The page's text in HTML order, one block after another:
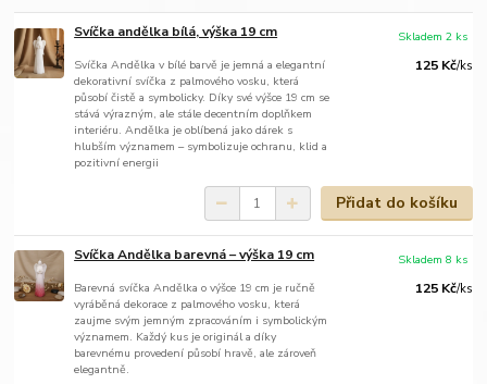
Svíčka andělka bílá, výška 19 cm
Svíčka Andělka v bílé barvě je jemná a elegantní
dekorativní svíčka z palmového vosku, která
působí čistě a symbolicky. Díky své výšce 19 cm se
stává výrazným, ale stále decentním doplňkem
interiéru. Andělka je oblíbená jako dárek s
hlubším významem – symbolizuje ochranu, klid a
pozitivní energii
125 Kč/ks
Skladem 2 ks
Přidat do košíku
Svíčka Andělka barevná – výška 19 cm
Barevná svíčka Andělka o výšce 19 cm je ručně
vyráběná dekorace z palmového vosku, která
zaujme svým jemným zpracováním i symbolickým
významem. Každý kus je originál a díky
barevnému provedení působí hravě, ale zároveň
elegantně.
125 Kč/ks
Skladem 8 ks